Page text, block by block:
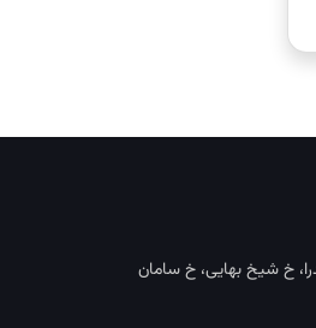
خ شیخ بهایی، خ سامان